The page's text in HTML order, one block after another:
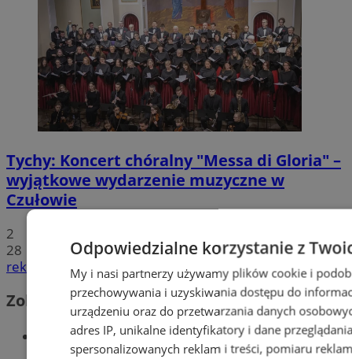
Tychy: Koncert chóralny "Messa di Gloria" –
wyjątkowe wydarzenie muzyczne w
Czułowie
2
28
reklama
Zobacz również
Wiadomości kryminalne w Tychach
Odpowiedzialne korzystanie z
My i nasi partnerzy używamy plików cookie i
przechowywania i uzyskiwania dostępu do
urządzeniu oraz do przetwarzania danych
adres IP, unikalne identyfikatory i dane
spersonalizowanych reklam i treści, pomiaru